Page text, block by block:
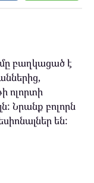
բաղկացած է
ոլորտի
Նրանք բոլորն
են: